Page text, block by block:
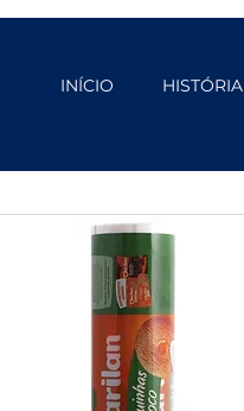
INÍCIO HISTÓRIA